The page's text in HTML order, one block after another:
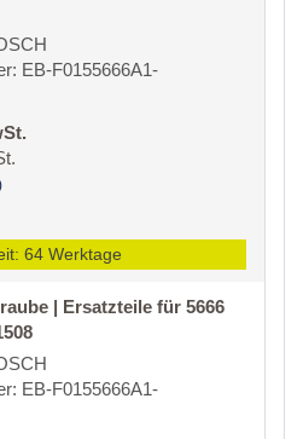
EB-F0155666A1-
64 Werktage
| Ersatzteile für 5666
EB-F0155666A1-